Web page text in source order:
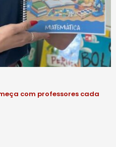
com professores cada